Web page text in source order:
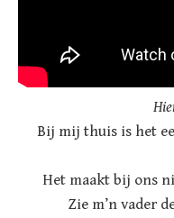
Bij mij thuis is het
Het maakt bij ons
Zie m’n vader